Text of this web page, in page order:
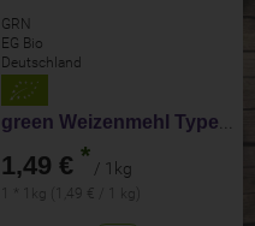
GRN
EG Bio
Deutschland
1,49 € * / 1kg
1 * 1kg (1,49 € / 1 kg)